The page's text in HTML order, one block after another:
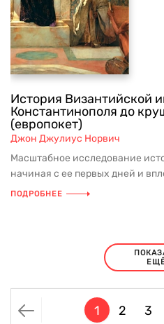
История Византийской
Константинополя до
(европокет)
Джон Джулиус Норвич
Масштабное исследование
начиная с ее первых дней и
ПОДРОБНЕЕ
1 2 3